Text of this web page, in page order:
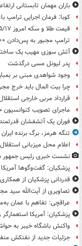
باران مهمان تابستانی
کوبا: فرمان اجرایی ترامپ
قیمت طلا و سکه امروز ۱۴۰۵/۰۵/۱۷
ترامپ مجبور به پس‌دادن ۱۰۰ میلیارد دلار از پول تعرفه‌ها شد
آتش سوزی مهیب یک ساختمان ۱۲ طبقه در
پدر لیونل مسی درگذشت
وجود شواهدی مبنی بر
چرا بیت المال باید خرج
قرارداد مربی خارجی
ماجرای تصویب
فوران یک آتشفشان قدرتمند
تنگه هرمز، برگ برنده
اعلام محل میزبانی
نشست خبری رئیس جمهور در
پزشکیان: گفت‌وگوها
قدردانی پزشکیان از
تصاویری از آیت‌الله سید
عراقچی: تفاهم با عمان
پزشکیان: آمریکا
واکنش باشگاه خیبر به
جزئیات جدید از نفتکش